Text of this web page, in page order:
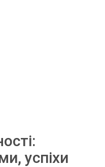
успіхи